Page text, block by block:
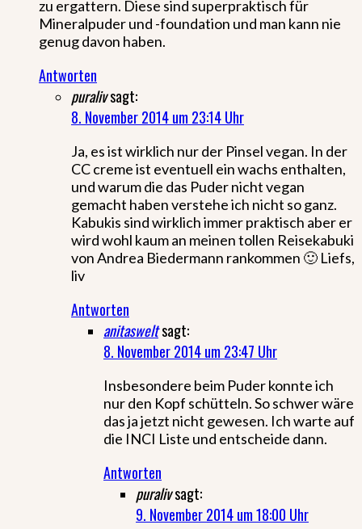
zu ergattern. Diese sind superpraktisch für
Mineralpuder und -foundation und man kann nie
genug davon haben.
Antworten
puralivsagt:
8. November 2014 um 23:14 Uhr
Ja, es ist wirklich nur der Pinsel vegan. In der
CC creme ist eventuell ein wachs enthalten,
und warum die das Puder nicht vegan
gemacht haben verstehe ich nicht so ganz.
Kabukis sind wirklich immer praktisch aber er
wird wohl kaum an meinen tollen Reisekabuki
von Andrea Biedermann rankommen 🙂 Liefs,
liv
Antworten
anitasweltsagt:
8. November 2014 um 23:47 Uhr
Insbesondere beim Puder konnte ich
nur den Kopf schütteln. So schwer wäre
das ja jetzt nicht gewesen. Ich warte auf
die INCI Liste und entscheide dann.
Antworten
puralivsagt:
9. November 2014 um 18:00 Uhr